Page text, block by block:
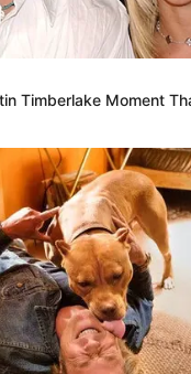
Timberlake Moment